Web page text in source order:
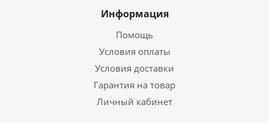
Информация
Помощь
Условия оплаты
Условия доставки
Гарантия на товар
Личный кабинет